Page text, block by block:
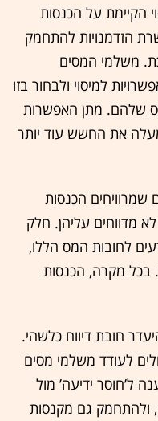
הקיימת על הכנסות
הזדמנויות להתחמק
משלמי המסים
למיסוי ולבחור בזו
שלהם. מתן האפשרות
את החשש עוד יותר
הכנסות
לחודש לא מדווחים עליהן. חלק
לחובות המס הללו,
בכל מקרה, הכנסות
חובת דיווח כלשהי.
לעודד משלמי מסים
ל’חוסר ידיעה’ מול
ולהתחמק גם מקנסות